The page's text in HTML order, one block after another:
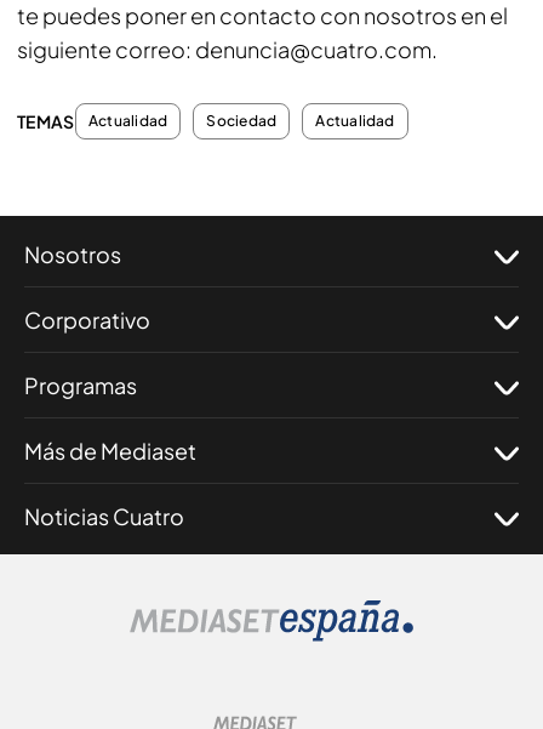
te puedes poner en contacto con nosotros en el
siguiente correo: denuncia@cuatro.com.
TEMAS Actualidad Sociedad Actualidad
Nosotros
Corporativo
Programas
Más de Mediaset
Noticias Cuatro